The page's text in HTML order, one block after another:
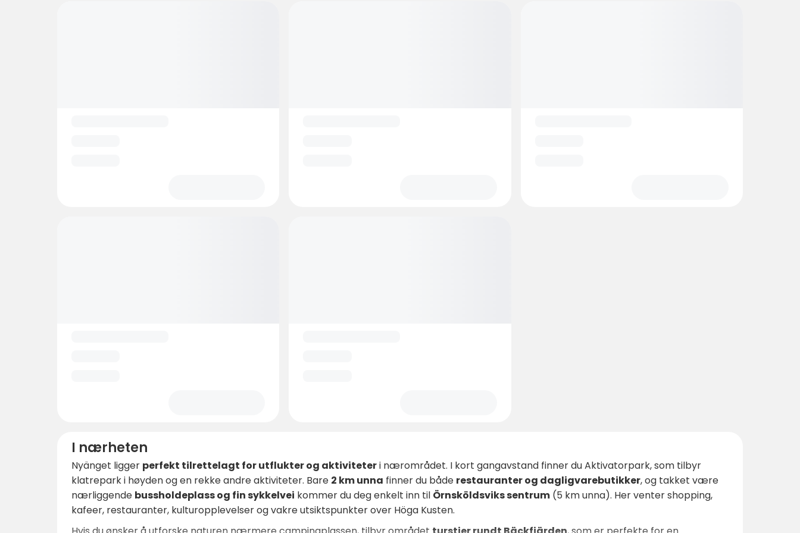
I nærheten
Nyänget ligger perfekt tilrettelagt for utflukter og aktiviteteri nærområdet. I kort gangavstand finner du Aktivatorpark, som tilbyr
klatrepark i høyden og en rekke andre aktiviteter. Bare 2 km unna finner du både restauranter og dagligvarebutikker, og takket være
nærliggende bussholdeplass og fin sykkelvei kommer du deg enkelt inn til Örnsköldsviks sentrum (5 km unna). Her venter shopping,
kafeer, restauranter, kulturopplevelser og vakre utsiktspunkter over Höga Kusten.